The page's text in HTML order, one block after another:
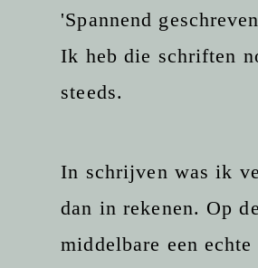
'Spannend
Ik heb die schriften
steeds.
In schrijven was ik
dan in rekenen. Op de
middelbare een echte